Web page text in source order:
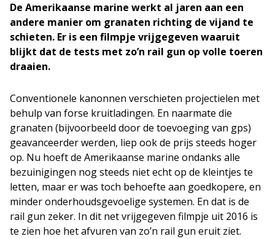
De Amerikaanse marine werkt al jaren aan een
andere manier om granaten richting de vijand te
schieten. Er is een filmpje vrijgegeven waaruit
blijkt dat de tests met zo’n rail gun op volle toeren
draaien.
Conventionele kanonnen verschieten projectielen met
behulp van forse kruitladingen. En naarmate die
granaten (bijvoorbeeld door de toevoeging van gps)
geavanceerder werden, liep ook de prijs steeds hoger
op. Nu hoeft de Amerikaanse marine ondanks alle
bezuinigingen nog steeds niet echt op de kleintjes te
letten, maar er was toch behoefte aan goedkopere, en
minder onderhoudsgevoelige systemen. En dat is de
rail gun zeker. In dit net vrijgegeven filmpje uit 2016 is
te zien hoe het afvuren van zo’n rail gun eruit ziet.